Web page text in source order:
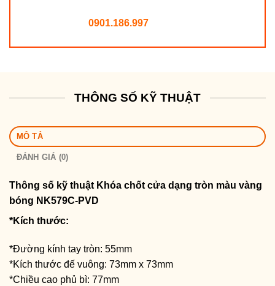
0901.186.997
THÔNG SỐ KỸ THUẬT
MÔ TẢ
ĐÁNH GIÁ (0)
Thông số kỹ thuật Khóa chốt cửa dạng tròn màu vàng
bóng NK579C-PVD
*Kích thước:
*Đường kính tay tròn: 55mm
*Kích thước đế vuông: 73mm x 73mm
*Chiều cao phủ bì: 77mm